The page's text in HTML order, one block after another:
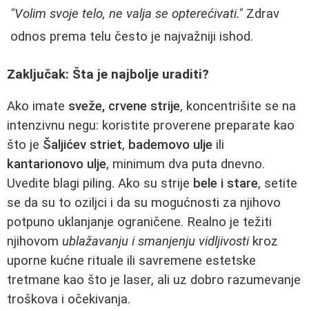
"Volim svoje telo, ne valja se opterećivati." Zdrav
odnos prema telu često je najvažniji ishod.
Zaključak: Šta je najbolje uraditi?
Ako imate sveže, crvene strije, koncentrišite se na
intenzivnu negu: koristite proverene preparate kao
što je Šaljićev striet, bademovo ulje ili
kantarionovo ulje, minimum dva puta dnevno.
Uvedite blagi piling. Ako su strije bele i stare, setite
se da su to oziljci i da su mogućnosti za njihovo
potpuno uklanjanje ograničene. Realno je težiti
njihovom ublažavanju i smanjenju vidljivostikroz
uporne kućne rituale ili savremene estetske
tretmane kao što je laser, ali uz dobro razumevanje
troškova i očekivanja.